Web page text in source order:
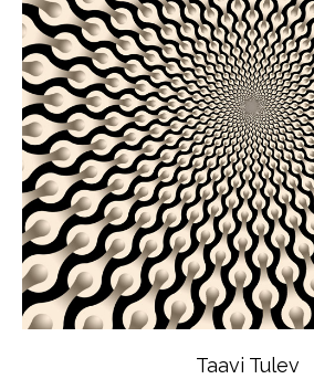
Taavi Tulev